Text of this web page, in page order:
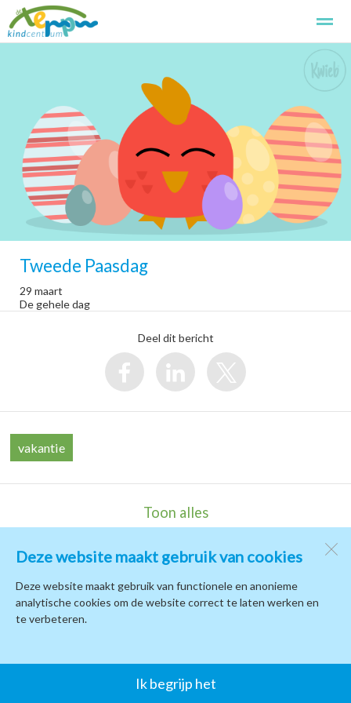
Home Foto's Zoeken Pagina's
Deze website maakt gebruik van cookies
Deze website maakt gebruik van functionele en anonieme
analytische cookies om de website correct te laten werken en
te verbeteren.
Ik begrijp het
Tweede Paasdag
29 maart
De gehele dag
Deel dit bericht
vakantie
Toon alles
Kindcentrum de Terp
de Campus 1
1771 PB Wieringerwerf
SdH Vormgeving | Ziber DS4